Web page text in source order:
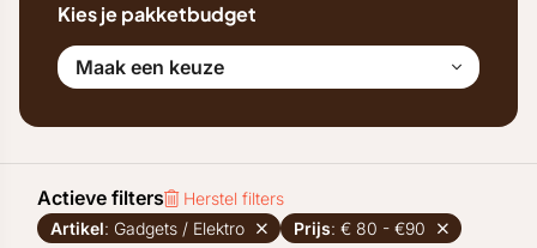
Kies je pakketbudget
Maak een keuze
Actieve filters
Herstel filters
Artikel: Gadgets / Elektro Prijs: € 80 - €90